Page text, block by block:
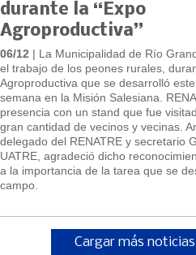
durante la “Expo
Agroproductiva”
06/12 | La Municipalidad de Río
el trabajo de los peones rurales,
Agroproductiva que se desarrolló
semana en la Misión Salesiana.
presencia con un stand que fue
gran cantidad de vecinos y vecinas.
delegado del RENATRE y secretario
UATRE, agradeció dicho
a la importancia de la tarea que se
campo.
Cargar más noticias